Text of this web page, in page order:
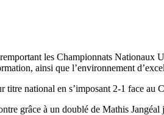
les Championnats
ainsi que l’environnement
national en s’imposant 2-1 face
grâce à un doublé de Mathis Jangéal